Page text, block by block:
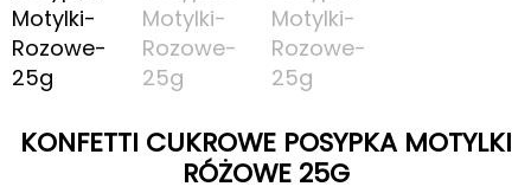
KONFETTI CUKROWE POSYPKA MOTYLKI
RÓŻOWE 25G